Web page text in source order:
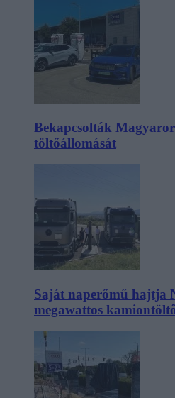
Bekapcsolták
töltőállomását
Saját naperőmű hajtja
megawattos